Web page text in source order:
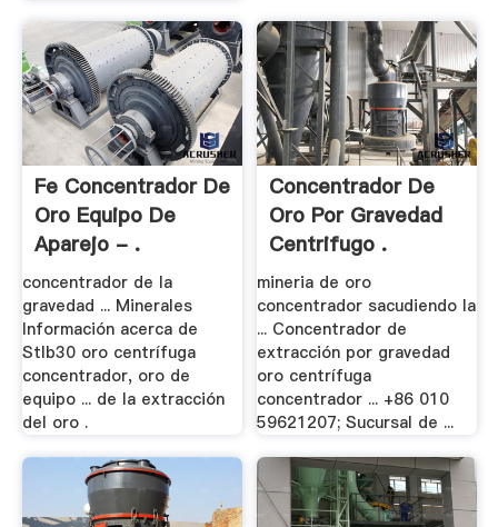
Fe Concentrador De
Oro Equipo De
Aparejo - .
concentrador de la
gravedad ... Minerales
Información acerca de
Stlb30 oro centrífuga
concentrador, oro de
equipo ... de la extracción
del oro .
Concentrador De
Oro Por Gravedad
Centrifugo .
mineria de oro
concentrador sacudiendo la
... Concentrador de
extracción por gravedad
oro centrífuga
concentrador ... +86 010
59621207; Sucursal de ...